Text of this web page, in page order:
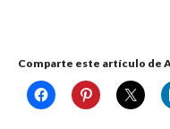
Comparte este artículo de